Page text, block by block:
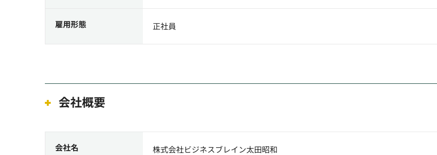
雇用形態 正社員
会社概要
会社名 株式会社ビジネスブレイン太田昭和